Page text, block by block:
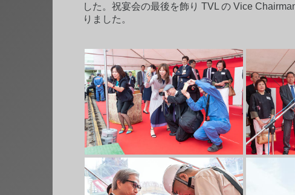
した。祝宴会の最後を飾り TVL の Vice
りました。